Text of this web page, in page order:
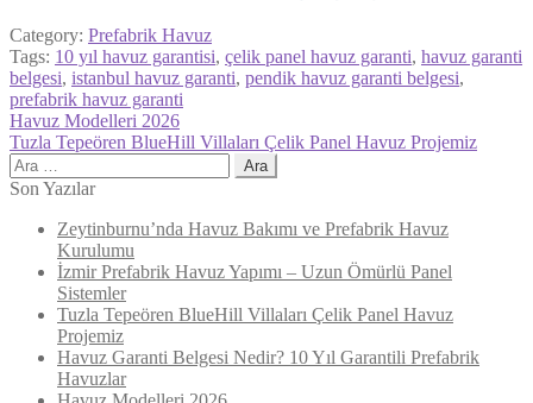
Category: Prefabrik Havuz
Tags: 10 yıl havuz garantisi, çelik panel havuz garanti, havuz garanti
belgesi, istanbul havuz garanti, pendik havuz garanti belgesi,
prefabrik havuz garanti
Yazı
gezinmesi
Previous
post:
Havuz Modelleri 2026
Next
post:
Tuzla Tepeören BlueHill Villaları Çelik Panel Havuz Projemiz
Arama:
Son Yazılar
Zeytinburnu’nda Havuz Bakımı ve Prefabrik Havuz
Kurulumu
İzmir Prefabrik Havuz Yapımı – Uzun Ömürlü Panel
Sistemler
Tuzla Tepeören BlueHill Villaları Çelik Panel Havuz
Projemiz
Havuz Garanti Belgesi Nedir? 10 Yıl Garantili Prefabrik
Havuzlar